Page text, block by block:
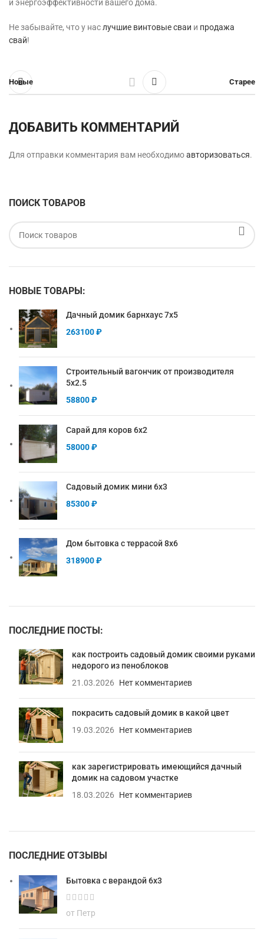
и энергоэффективности вашего дома.
Не забывайте, что у наслучшие винтовые сваи и продажа
свай!
Новые Старее
ДОБАВИТЬ КОММЕНТАРИЙ
Для отправки комментария вам необходимоавторизоваться.
ПОИСК ТОВАРОВ
НОВЫЕ ТОВАРЫ:
Дачный домик барнхаус 7х5
263100₽
Строительный вагончик от производителя
5х2.5
58800₽
Сарай для коров 6х2
58000₽
Садовый домик мини 6х3
85300₽
Дом бытовка с террасой 8х6
318900₽
ПОСЛЕДНИЕ ПОСТЫ:
как построить садовый домик своими руками
недорого из пеноблоков
21.03.2026
Нет комментариев
покрасить садовый домик в какой цвет
19.03.2026
Нет комментариев
как зарегистрировать имеющийся дачный
домик на садовом участке
18.03.2026
Нет комментариев
ПОСЛЕДНИЕ ОТЗЫВЫ
Бытовка с верандой 6х3
от Петр